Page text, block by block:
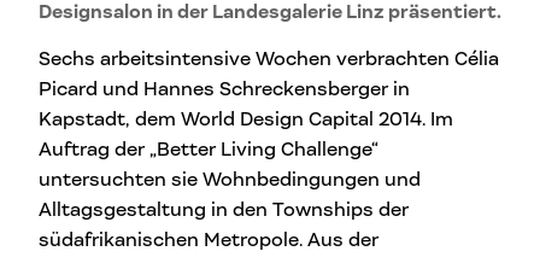
Designsalon in der Landesgalerie Linz präsentiert.
Sechs arbeitsintensive Wochen verbrachten Célia
Picard und Hannes Schreckensberger in
Kapstadt, dem World Design Capital 2014. Im
Auftrag der „Better Living Challenge“
untersuchten sie Wohnbedingungen und
Alltagsgestaltung in den Townships der
südafrikanischen Metropole. Aus der